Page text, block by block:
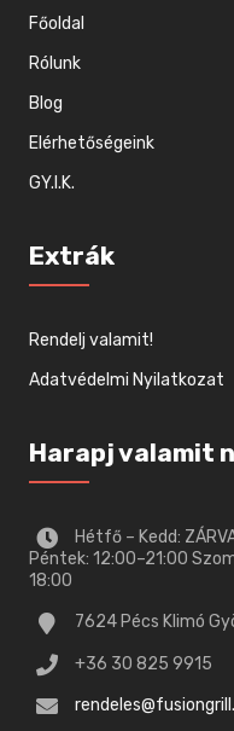
Főoldal
Rólunk
Blog
Elérhetőségeink
GY.I.K.
Extrák
Rendelj valamit!
Adatvédelmi Nyilatkozat
Harapj valamit
Hétfő – Kedd:
Péntek: 12:00–21:00
18:00
7624 Pécs Klimó
+36 30 825 9915